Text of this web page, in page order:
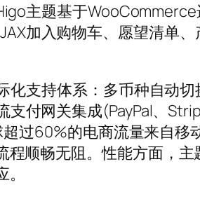
主题基于
加入购物车、愿望清单
支持体系：多币种自动
付网关集成(PayPal、
过60%的电商流量来自移
顺畅无阻。性能方面，